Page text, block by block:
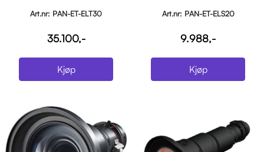
Art.nr: PAN-ET-ELT30
35.100,-
Kjøp
Art.nr: PAN-ET-ELS20
9.988,-
Kjøp